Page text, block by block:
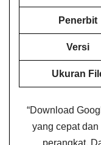
Penerbit
Versi
Ukuran
“Download
yang cepat